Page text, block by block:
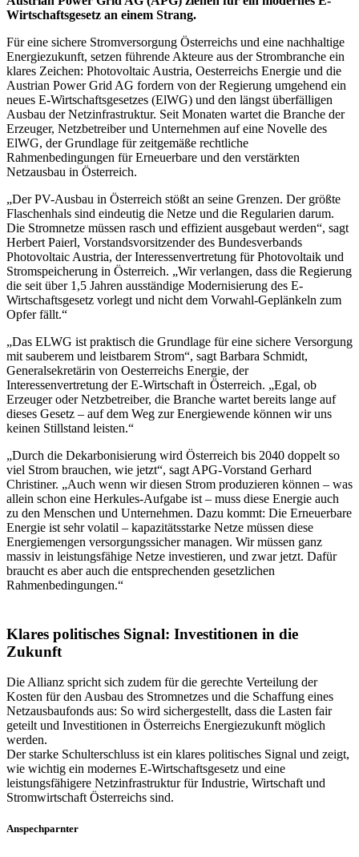
Wirtschaftsgesetz an einem Strang.
Für eine sichere Stromversorgung Österreichs und eine nachhaltige
Energiezukunft, setzen führende Akteure aus der Strombranche ein
klares Zeichen: Photovoltaic Austria, Oesterreichs Energie und die
Austrian Power Grid AG fordern von der Regierung umgehend ein
neues E-Wirtschaftsgesetzes (ElWG) und den längst überfälligen
Ausbau der Netzinfrastruktur. Seit Monaten wartet die Branche der
Erzeuger, Netzbetreiber und Unternehmen auf eine Novelle des
ElWG, der Grundlage für zeitgemäße rechtliche
Rahmenbedingungen für Erneuerbare und den verstärkten
Netzausbau in Österreich.
„Der PV-Ausbau in Österreich stößt an seine Grenzen. Der größte
Flaschenhals sind eindeutig die Netze und die Regularien darum.
Die Stromnetze müssen rasch und effizient ausgebaut werden“, sagt
Herbert Paierl, Vorstandsvorsitzender des Bundesverbands
Photovoltaic Austria, der Interessenvertretung für Photovoltaik und
Stromspeicherung in Österreich. „Wir verlangen, dass die Regierung
die seit über 1,5 Jahren ausständige Modernisierung des E-
Wirtschaftsgesetz vorlegt und nicht dem Vorwahl-Geplänkeln zum
Opfer fällt.“
„Das ELWG ist praktisch die Grundlage für eine sichere Versorgung
mit sauberem und leistbarem Strom“, sagt Barbara Schmidt,
Generalsekretärin von Oesterreichs Energie, der
Interessenvertretung der E-Wirtschaft in Österreich. „Egal, ob
Erzeuger oder Netzbetreiber, die Branche wartet bereits lange auf
dieses Gesetz – auf dem Weg zur Energiewende können wir uns
keinen Stillstand leisten.“
„Durch die Dekarbonisierung wird Österreich bis 2040 doppelt so
viel Strom brauchen, wie jetzt“, sagt APG-Vorstand Gerhard
Christiner. „Auch wenn wir diesen Strom produzieren können – was
allein schon eine Herkules-Aufgabe ist – muss diese Energie auch
zu den Menschen und Unternehmen. Dazu kommt: Die Erneuerbare
Energie ist sehr volatil – kapazitätsstarke Netze müssen diese
Energiemengen versorgungssicher managen. Wir müssen ganz
massiv in leistungsfähige Netze investieren, und zwar jetzt. Dafür
braucht es aber auch die entsprechenden gesetzlichen
Rahmenbedingungen.“
Klares politisches Signal: Investitionen in die
Zukunft
Die Allianz spricht sich zudem für die gerechte Verteilung der
Kosten für den Ausbau des Stromnetzes und die Schaffung eines
Netzausbaufonds aus: So wird sichergestellt, dass die Lasten fair
geteilt und Investitionen in Österreichs Energiezukunft möglich
werden.
Der starke Schulterschluss ist ein klares politisches Signal und zeigt,
wie wichtig ein modernes E-Wirtschaftsgesetz und eine
leistungsfähigere Netzinfrastruktur für Industrie, Wirtschaft und
Stromwirtschaft Österreichs sind.
Anspechparnter